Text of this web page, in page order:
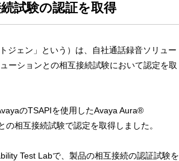
試験の認証を取得
ェン」という）は、自社通話録音ソリュー
ーションとの相互接続試験において認定を取
のTSAPIを使用したAvaya Aura®
相互接続試験で認定を取得しました。
Test Labで、製品の相互接続の認証試験を